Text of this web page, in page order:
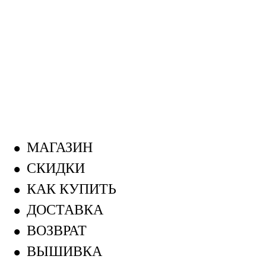
МАГАЗИН
СКИДКИ
КАК КУПИТЬ
ДОСТАВКА
ВОЗВРАТ
ВЫШИВКА